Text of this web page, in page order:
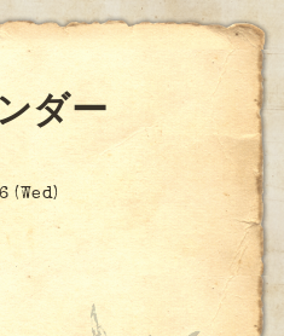
ダー
(Wed)